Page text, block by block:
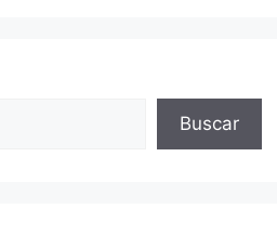
Buscar